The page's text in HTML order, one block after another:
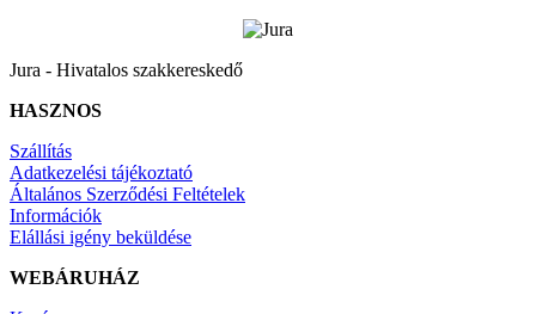
Jura - Hivatalos szakkereskedő
HASZNOS
Szállítás
Adatkezelési tájékoztató
Általános Szerződési Feltételek
Információk
Elállási igény beküldése
WEBÁRUHÁZ